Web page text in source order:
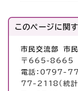
このページに関
市民交流部 市
〒665-8665
電話：0797-
77-2118（統計